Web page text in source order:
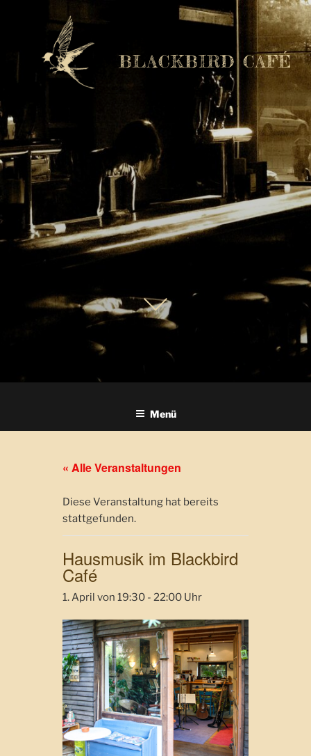
BLACKBIRD CAFÉ
Menü
« Alle Veranstaltungen
Diese Veranstaltung hat bereits
stattgefunden.
Hausmusik im Blackbird
Café
1. April von 19:30 - 22:00